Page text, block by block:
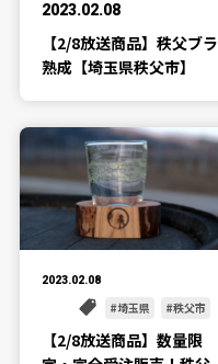
2023.02.08
【2/8放送商品】秩父ブ
熟成【埼玉県秩父市】
2023.02.08
埼玉県 秩父市
【2/8放送商品】数量限